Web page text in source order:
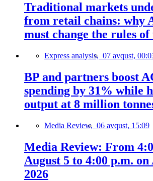
Traditional markets
from retail chains: why
must change the rules
Express analysis, 07 avqust,
BP and partners boost
spending by 31% while
output at 8 million
Media Review, 06 avqust, 15:09
Media Review: From
August 5 to 4:00 p.m. on
2026